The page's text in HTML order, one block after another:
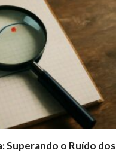
Superando o Ruído dos